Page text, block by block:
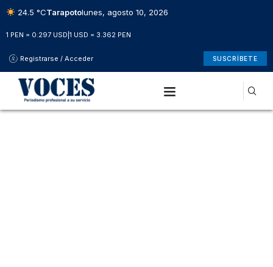
24.5 °CTarapotolunes, agosto 10, 2026
1 PEN = 0.297 USD 1 USD = 3.362 PEN
Registrarse / Acceder SUSCRÍBETE